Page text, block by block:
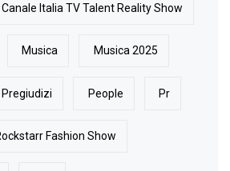
Italia TV Talent Reality Show
Musica Musica 2025
Pregiudizi People Pr
Fashion Show